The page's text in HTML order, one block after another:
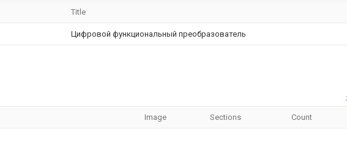
Title
Цифровой функциональный преобразователь
Image Sections Count